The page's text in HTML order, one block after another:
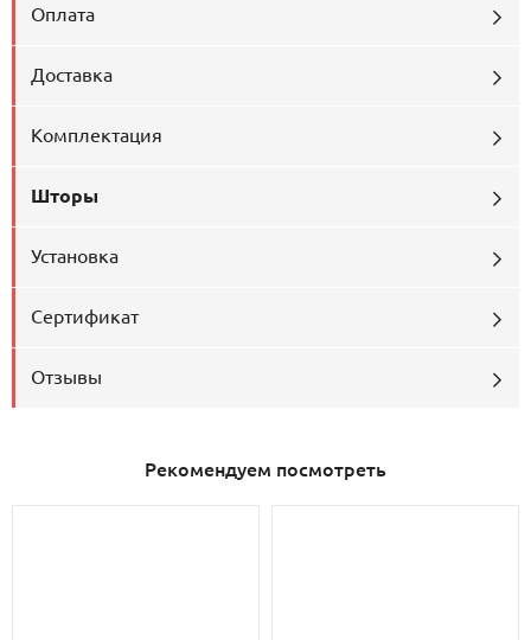
Оплата
Доставка
Комплектация
Шторы
Установка
Сертификат
Отзывы
Рекомендуем посмотреть